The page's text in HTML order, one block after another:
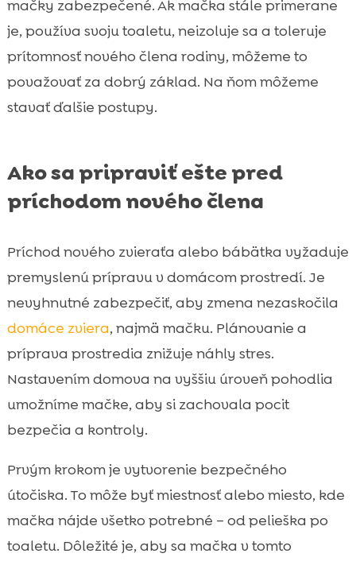
mačky zabezpečené. Ak mačka stále primerane
je, používa svoju toaletu, neizoluje sa a toleruje
prítomnosť nového člena rodiny, môžeme to
považovať za dobrý základ. Na ňom môžeme
stavať ďalšie postupy.
Ako sa pripraviť ešte pred
príchodom nového člena
Príchod nového zvieraťa alebo bábätka vyžaduje
premyslenú prípravu v domácom prostredí. Je
nevyhnutné zabezpečiť, aby zmena nezaskočila
domáce zviera, najmä mačku. Plánovanie a
príprava prostredia znižuje náhly stres.
Nastavením domova na vyššiu úroveň pohodlia
umožníme mačke, aby si zachovala pocit
bezpečia a kontroly.
Prvým krokom je vytvorenie bezpečného
útočiska. To môže byť miestnosť alebo miesto, kde
mačka nájde všetko potrebné – od pelieška po
toaletu. Dôležité je, aby sa mačka v tomto